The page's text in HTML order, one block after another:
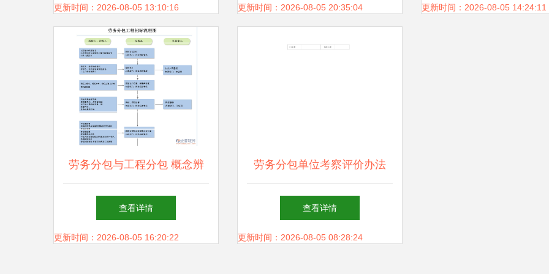
更新时间：2026-08-05 13:10:16 业服务指南
更新时间：2026-08-05 20:35:04 目机电劳务分包工程（
更新时间：2026-08-05 14:24:11
劳务分包与工程分包 概念辨
析与应用实践——以泛普软件
劳务分包为例
查看详情
更新时间：2026-08-05 16:20:22
劳务分包单位考察评价办法
查看详情
更新时间：2026-08-05 08:28:24